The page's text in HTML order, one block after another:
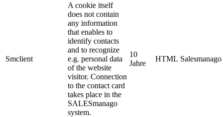
Smclient
A cookie itself
does not contain
any information
that enables to
identify contacts
and to recognize
e.g. personal data
of the website
visitor. Connection
to the contact card
takes place in the
SALESmanago
system.
10
Jahre
HTML Salesmanago